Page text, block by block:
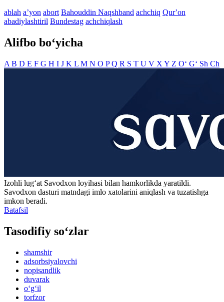
ablah aʼyon abort Bahouddin Naqshband achchiq Qurʼon
abadiylashtiril Bundestag achchiqlash
Alifbo bo‘yicha
A B D E F G H I J K L M N O PQ R S T U V X Y Z O‘ G‘ Sh Ch
Izohli lugʻat Savodxon loyihasi bilan hamkorlikda yaratildi.
Savodxon dasturi matndagi imlo xatolarini aniqlash va tuzatishga
imkon beradi.
Batafsil
Tasodifiy so‘zlar
shamshir
adsorbsiyalovchi
nopisandlik
duvarak
o‘g‘il
torfzor